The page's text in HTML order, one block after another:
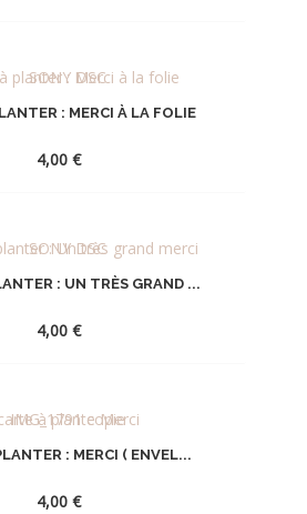
LA
: MERCI À LA FOLIE
4,00 €
LA
: UN TRÈS GRAND ...
4,00 €
LA
: MERCI ( ENVEL...
4,00 €